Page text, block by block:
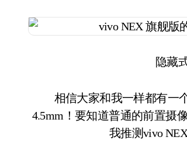
隐藏
相信大家和我一样都有一
4.5mm！要知道普通的前置摄
我推测vivo